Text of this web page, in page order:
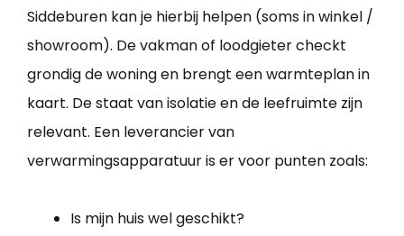
Siddeburen kan je hierbij helpen (soms in winkel /
showroom). De vakman of loodgieter checkt
grondig de woning en brengt een warmteplan in
kaart. De staat van isolatie en de leefruimte zijn
relevant. Een leverancier van
verwarmingsapparatuur is er voor punten zoals:
Is mijn huis wel geschikt?